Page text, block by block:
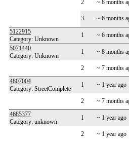
2
~ 8 months
3
~ 6 months
5122915
Category: Unknown
1 ~ 6 months
5071440
Category: Unknown
1 ~ 8 months
2 ~ 7 months
4807004
Category: StreetComplete
1 ~ 1 year ago
2
~ 7 months
4685377
Category: unknown
1 ~ 1 year ago
2 ~ 1 year ago